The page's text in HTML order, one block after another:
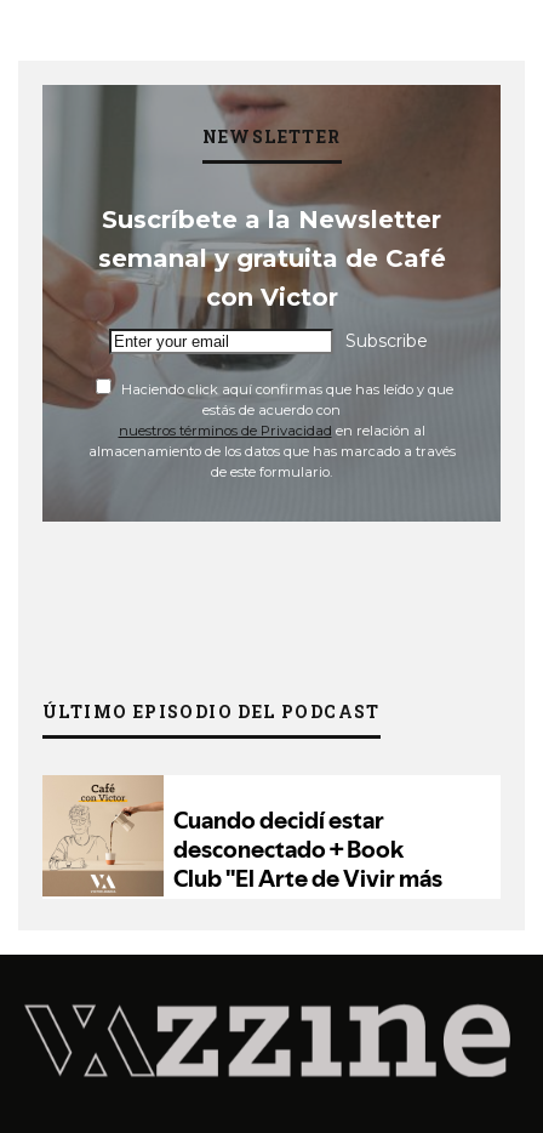
NEWSLETTER
Suscríbete a la Newsletter
semanal y gratuita de Café
con Victor
Subscribe
Haciendo click aquí confirmas que has leído y que
estás de acuerdo con
nuestros términos de Privacidad en relación al
almacenamiento de los datos que has marcado a través
de este formulario.
ÚLTIMO EPISODIO DEL PODCAST